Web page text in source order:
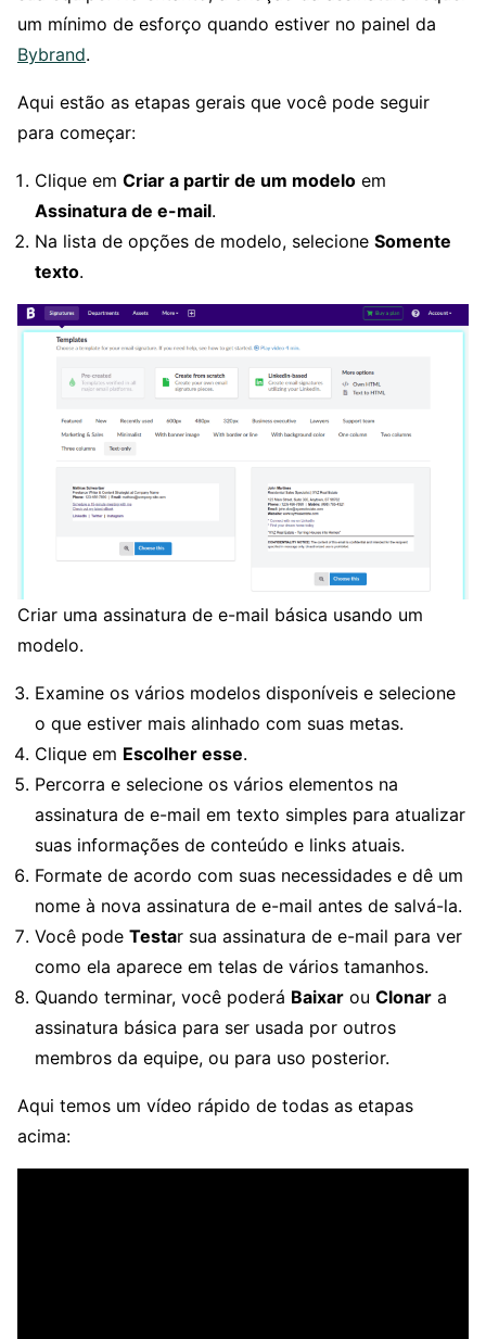
um mínimo de esforço quando estiver no painel da
Bybrand.
Aqui estão as etapas gerais que você pode seguir
para começar:
Clique em Criar a partir de um modelo em
Assinatura de e-mail.
Na lista de opções de modelo, selecione Somente
texto.
Criar uma assinatura de e-mail básica usando um
modelo.
Examine os vários modelos disponíveis e selecione
o que estiver mais alinhado com suas metas.
Clique em Escolher esse.
Percorra e selecione os vários elementos na
assinatura de e-mail em texto simples para atualizar
suas informações de conteúdo e links atuais.
Formate de acordo com suas necessidades e dê um
nome à nova assinatura de e-mail antes de salvá-la.
Você pode Testar sua assinatura de e-mail para ver
como ela aparece em telas de vários tamanhos.
Quando terminar, você poderá Baixar ou Clonar a
assinatura básica para ser usada por outros
membros da equipe, ou para uso posterior.
Aqui temos um vídeo rápido de todas as etapas
acima: